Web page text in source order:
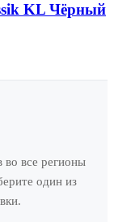
KL Чёрный
во все регионы
один из